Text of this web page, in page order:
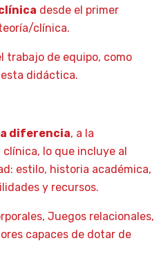
desde el primer
clínica.
trabajo de equipo, como
didáctica.
diferencia, a la
lo que incluye al
estilo, historia académica,
y recursos.
Juegos relacionales,
capaces de dotar de